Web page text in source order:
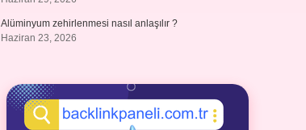
Alüminyum zehirlenmesi nasıl anlaşılır ?
Haziran 23, 2026